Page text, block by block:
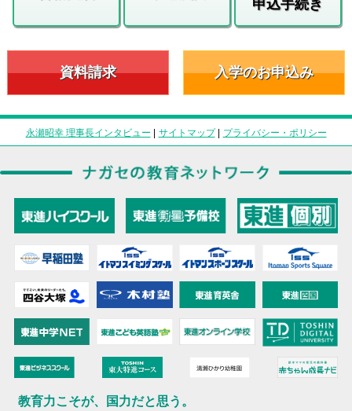
申込手続き
資料請求 入学のお申込み
永瀬昭幸 理事長インタビュー | サイトマップ| プライバシー・ポリシー
教育力こそが、国力だと思う。